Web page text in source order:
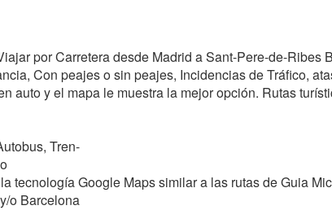
por Carretera desde Madrid a Sant-Pere-de-Ribes
Con peajes o sin peajes, Incidencias de Tráfico,
auto y el mapa le muestra la mejor opción. Rutas
Tren-
tecnología Google Maps similar a las rutas de Guia
o Barcelona